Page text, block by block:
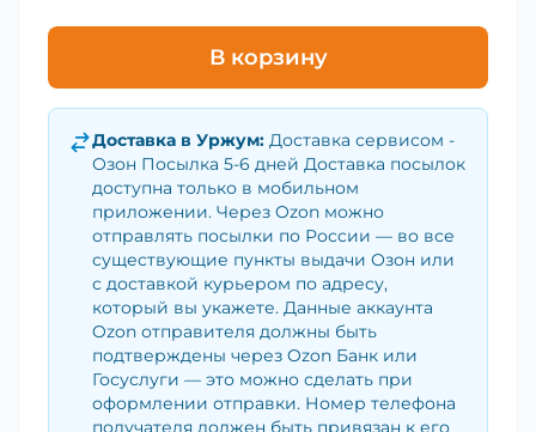
В корзину
Доставка в Уржум: Доставка сервисом -
Озон Посылка 5-6 дней Доставка посылок
доступна только в мобильном
приложении. Через Ozon можно
отправлять посылки по России — во все
существующие пункты выдачи Озон или
с доставкой курьером по адресу,
который вы укажете. Данные аккаунта
Ozon отправителя должны быть
подтверждены через Ozon Банк или
Госуслуги — это можно сделать при
оформлении отправки. Номер телефона
получателя должен быть привязан к его